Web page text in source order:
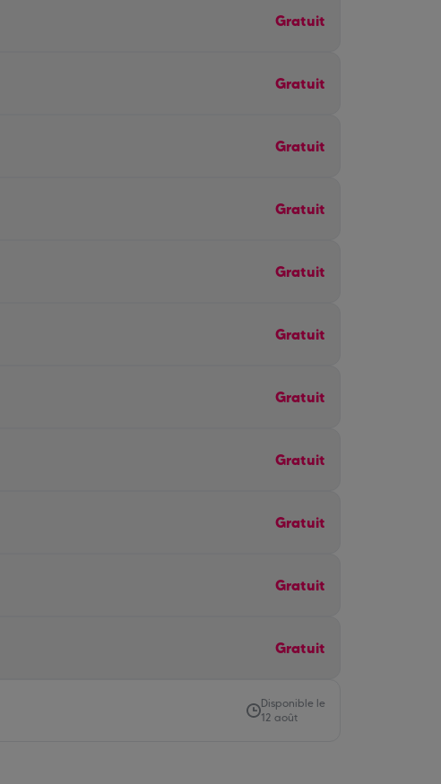
Gratuit
Gratuit
Gratuit
Gratuit
Gratuit
Gratuit
Gratuit
Gratuit
Gratuit
Gratuit
Gratuit
Disponible le
12 août